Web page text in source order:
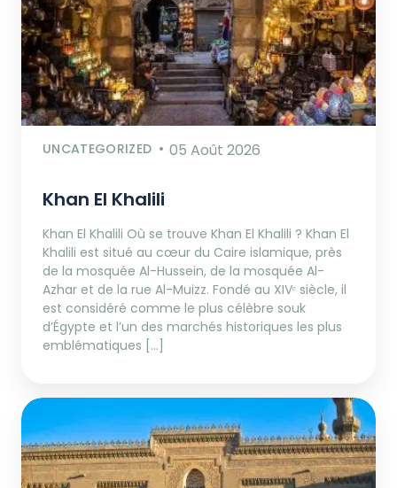
UNCATEGORIZED 05 Août 2026
Khan El Khalili
Khan El Khalili Où se trouve Khan El Khalili ? Khan El
Khalili est situé au cœur du Caire islamique, près
de la mosquée Al-Hussein, de la mosquée Al-
Azhar et de la rue Al-Muizz. Fondé au XIVᵉ siècle, il
est considéré comme le plus célèbre souk
d’Égypte et l’un des marchés historiques les plus
emblématiques […]